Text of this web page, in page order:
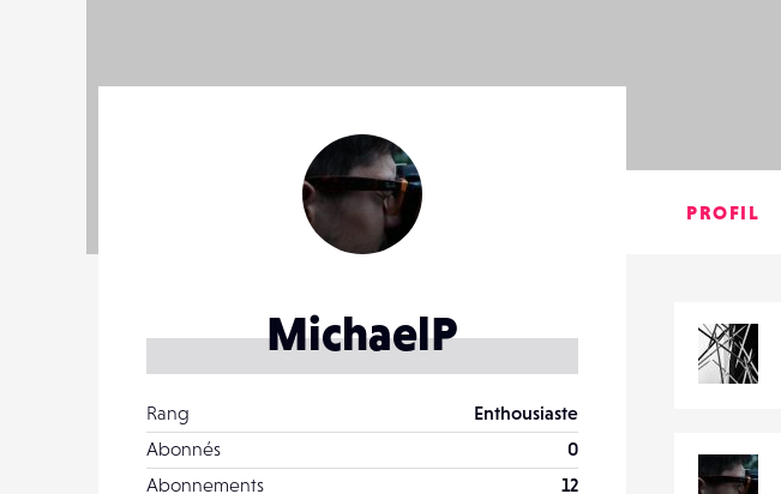
MichaelP
Rang
Enthousiaste
Abonnés
0
Abonnements
12
PROFIL